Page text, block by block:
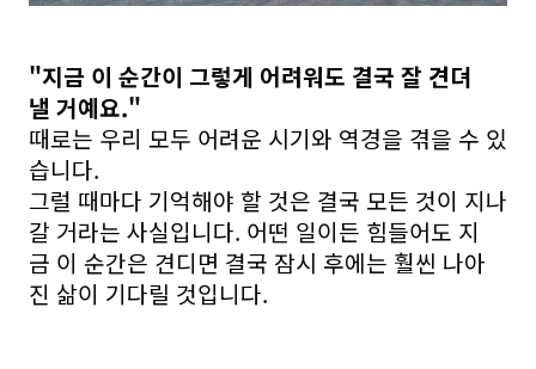
"지금 이 순간이 그렇게 어려워도 결국 잘 견뎌
낼 거예요."
때로는 우리 모두 어려운 시기와 역경을 겪을 수 있
습니다.
그럴 때마다 기억해야 할 것은 결국 모든 것이 지나
갈 거라는 사실입니다. 어떤 일이든 힘들어도 지
금 이 순간은 견디면 결국 잠시 후에는 훨씬 나아
진 삶이 기다릴 것입니다.